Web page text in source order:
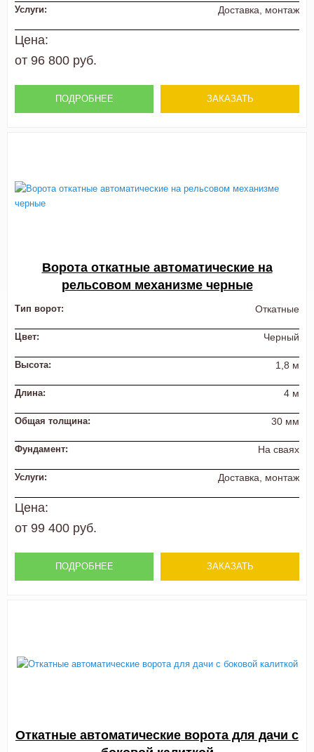
Услуги: Доставка, монтаж
Цена:
от 96 800 руб.
ПОДРОБНЕЕ ЗАКАЗАТЬ
Ворота откатные автоматические на
рельсовом механизме черные
Тип ворот: Откатные
Цвет: Черный
Высота: 1,8 м
Длина: 4 м
Общая толщина: 30 мм
Фундамент: На сваях
Услуги: Доставка, монтаж
Цена:
от 99 400 руб.
ПОДРОБНЕЕ ЗАКАЗАТЬ
Откатные автоматические ворота для дачи с